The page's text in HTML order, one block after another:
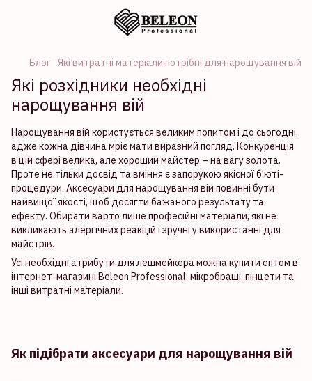
Блог Які витратні матеріали потрібні для нарощування вій
Які розхідники необхідні
нарощування вій
Нарощування вій користується великим попитом і до сьогодні,
адже кожна дівчина мріє мати виразний погляд. Конкуренція
в цій сфері велика, але хороший майстер – на вагу золота.
Проте не тільки досвід та вміння є запорукою якісної б'юті-
процедури. Аксесуари для нарощування вій повинні бути
найвищої якості, щоб досягти бажаного результату та
ефекту. Обирати варто лише професійні матеріали, які не
викликають алергічних реакцій і зручні у використанні для
майстрів.
Усі необхідні атрибути для лешмейкера можна купити оптом в
інтернет-магазині Beleon Professional: мікробраші, пінцети та
інші витратні матеріали.
Як підібрати аксесуари для нарощування вій